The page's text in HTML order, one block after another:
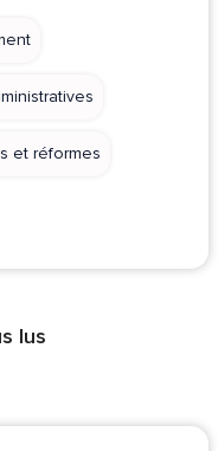
et réformes
lus